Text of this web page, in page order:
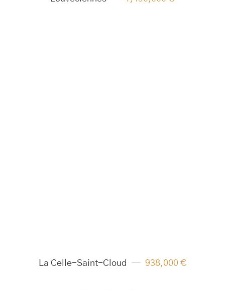
La Celle-Saint-Cloud 938,000 €